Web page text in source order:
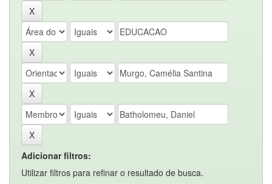
Adicionar filtros:
Utilizar filtros para refinar o resultado de busca.